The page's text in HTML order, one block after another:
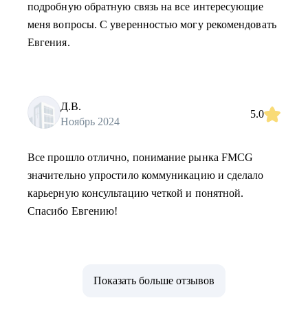
подробную обратную связь на все интересующие
меня вопросы. С уверенностью могу рекомендовать
Евгения.
Д.В.
Ноябрь 2024
5.0
Все прошло отлично, понимание рынка FMCG
значительно упростило коммуникацию и сделало
карьерную консультацию четкой и понятной.
Спасибо Евгению!
Показать больше отзывов